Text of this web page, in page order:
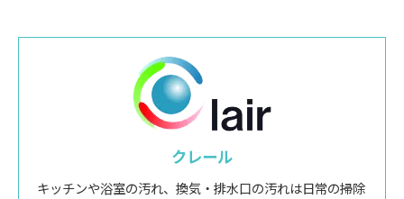
クレール
キッチンや浴室の汚れ、換気・排水口の汚れは日常の掃除